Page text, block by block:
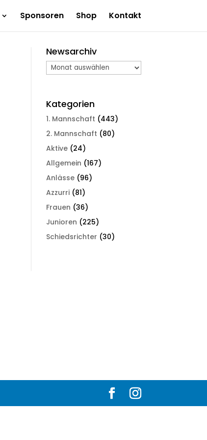
Sponsoren Shop Kontakt
Newsarchiv
Newsarchiv
Kategorien
1. Mannschaft (443)
2. Mannschaft (80)
Aktive (24)
Allgemein (167)
Anlässe (96)
Azzurri (81)
Frauen (36)
Junioren (225)
Schiedsrichter (30)